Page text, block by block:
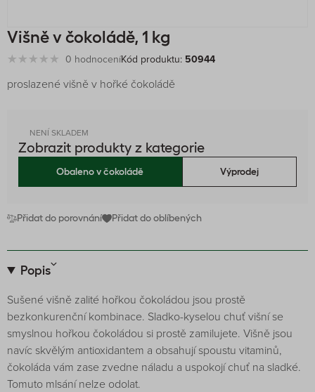
Višně v čokoládě, 1 kg
0 hodnoceníKód produktu: 50944
proslazené višně v hořké čokoládě
NENÍ SKLADEM
Zobrazit produkty z kategorie
Obaleno v čokoládě Výprodej
Přidat do porovnání Přidat do oblíbených
Popis
Sušené višně zalité hořkou čokoládou jsou prostě
bezkonkurenční kombinace. Sladko-kyselou chuť višní se
smyslnou hořkou čokoládou si prostě zamilujete. Višně jsou
navíc skvělým antioxidantem a obsahují spoustu vitaminů,
čokoláda vám zase zvedne náladu a uspokojí chuť na sladké.
Tomuto mlsání nelze odolat.